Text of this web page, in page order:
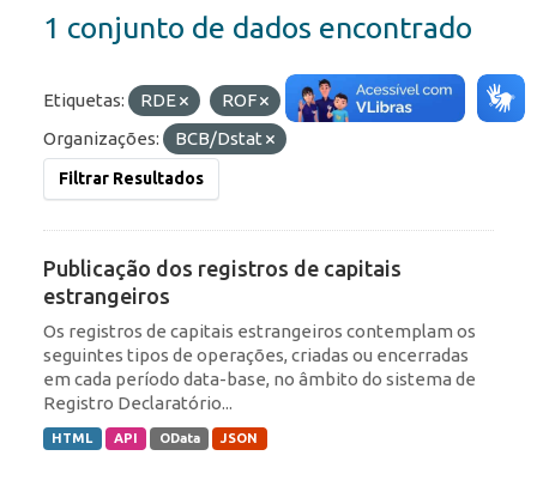
1 conjunto de dados encontrado
Etiquetas: RDE ROF Formatos:
API
Organizações:
BCB/Dstat
Filtrar Resultados
Publicação dos registros de capitais
estrangeiros
Os registros de capitais estrangeiros contemplam os
seguintes tipos de operações, criadas ou encerradas
em cada período data-base, no âmbito do sistema de
Registro Declaratório...
HTML API OData JSON